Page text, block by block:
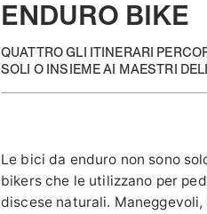
ENDURO BIKE
QUATTRO GLI ITINERARI
SOLI O INSIEME AI MAESTRI
Le bici da enduro non sono
bikers che le utilizzano per
discese naturali.